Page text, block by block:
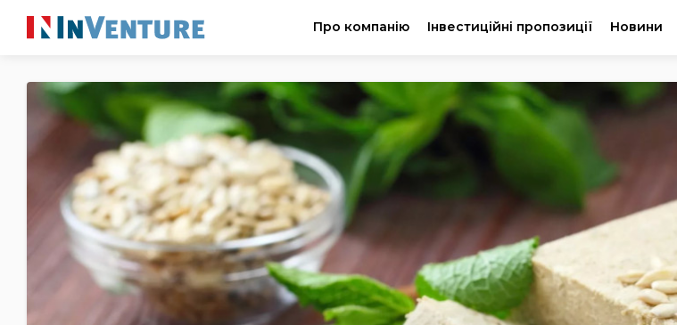
Про компанію Інвестиційні пропозиції Новини